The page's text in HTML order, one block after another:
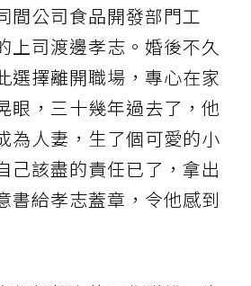
間公司食品開發部門工
上司渡邊孝志。婚後不久
選擇離開職場，專心在家
眼，三十幾年過去了，他
為人妻，生了個可愛的小
己該盡的責任已了，拿出
書給孝志蓋章，令他感到